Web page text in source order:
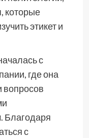
которые
этикет и
с
где она
Благодаря
с